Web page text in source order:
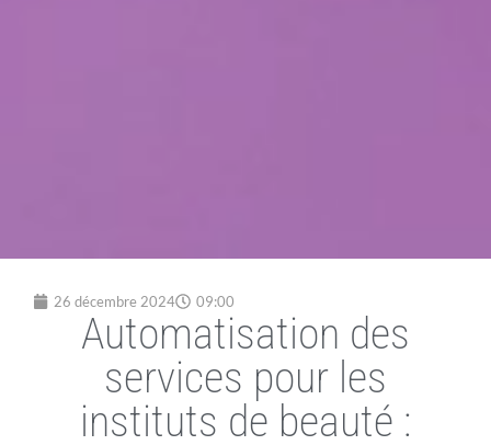
26 décembre 2024 09:00
Automatisation des
services pour les
instituts de beauté :